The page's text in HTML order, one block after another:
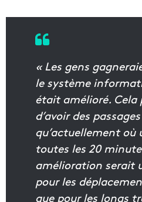
« Les gens
le système
était amélioré.
d’avoir des
qu’actuellement où
toutes les 20
amélioration serait
pour les
que pour les longs